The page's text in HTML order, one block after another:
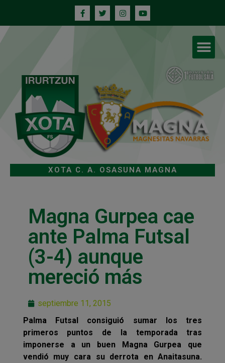
XOTA C. A. OSASUNA MAGNA
Magna Gurpea cae
ante Palma Futsal
(3-4) aunque
mereció más
septiembre 11, 2015
Palma Futsal consiguió sumar los tres
primeros puntos de la temporada tras
imponerse a un buen Magna Gurpea que
vendió muy cara su derrota en Anaitasuna.